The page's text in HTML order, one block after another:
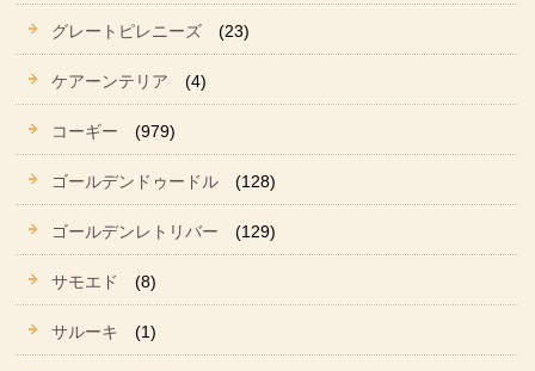
グレートピレニーズ (23)
ケアーンテリア (4)
コーギー (979)
ゴールデンドゥードル (128)
ゴールデンレトリバー (129)
サモエド (8)
サルーキ (1)